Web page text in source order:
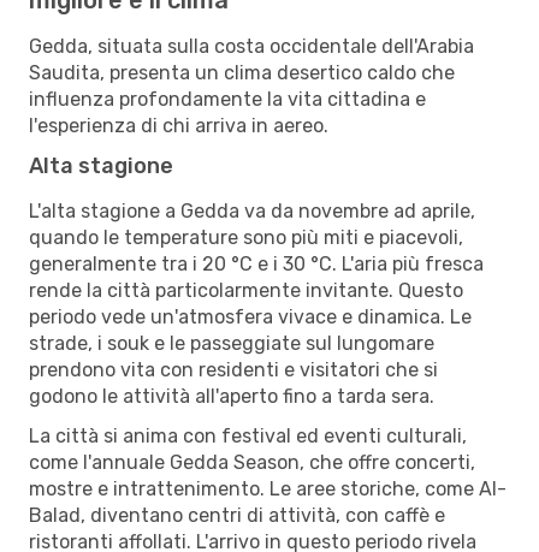
Gedda, situata sulla costa occidentale dell'Arabia
Saudita, presenta un clima desertico caldo che
influenza profondamente la vita cittadina e
l'esperienza di chi arriva in aereo.
Alta stagione
L'alta stagione a Gedda va da novembre ad aprile,
quando le temperature sono più miti e piacevoli,
generalmente tra i 20 °C e i 30 °C. L'aria più fresca
rende la città particolarmente invitante. Questo
periodo vede un'atmosfera vivace e dinamica. Le
strade, i souk e le passeggiate sul lungomare
prendono vita con residenti e visitatori che si
godono le attività all'aperto fino a tarda sera.
La città si anima con festival ed eventi culturali,
come l'annuale Gedda Season, che offre concerti,
mostre e intrattenimento. Le aree storiche, come Al-
Balad, diventano centri di attività, con caffè e
ristoranti affollati. L'arrivo in questo periodo rivela